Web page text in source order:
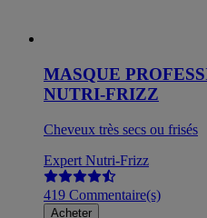
MASQUE
NUTRI-FRIZZ
Cheveux très secs ou frisés
Expert Nutri-Frizz
419 Commentaire(s)
Acheter